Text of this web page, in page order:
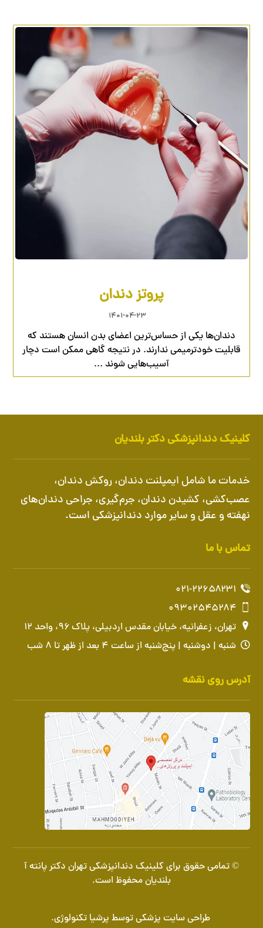
پروتز دندان
۱۴۰۱-۰۴-۲۳
دندان‌ها یکی از حساس‌ترین اعضای بدن انسان هستند که
قابلیت خودترمیمی ندارند. در نتیجه گاهی ممکن است دچار
آسیب‌هایی شوند ...
کلینیک دندانپزشکی دکتر بلندیان
خدمات ما شامل ایمپلنت دندان،روکش دندان،
عصب‌کشی، کشیدن دندان، جرم‌گیری، جراحی دندان‌های
نهفته و عقل و سایر موارد دندانپزشکی است.
تماس با ما
۰۲۱-۲۲۶۵۸۲۳۱
۰۹۳۰۲۵۴۵۲۸۴
تهران، زعفرانیه، خیابان مقدس اردبیلی، پلاک ۹۶، واحد ۱۲
شنبه | دوشنبه | پنج‌شنبه از ساعت ۴ بعد از ظهر تا ۸ شب
آدرس روی نقشه
© تمامی حقوق برای کلینیک دندانپزشکی تهران دکتر پانته آ
بلندیان محفوظ است.
طراحی سایت پزشکیتوسط پرشیا تکنولوژی.